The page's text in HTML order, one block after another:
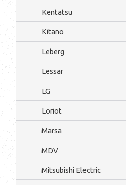
Kentatsu
Kitano
Leberg
Lessar
LG
Loriot
Marsa
MDV
Mitsubishi Electric